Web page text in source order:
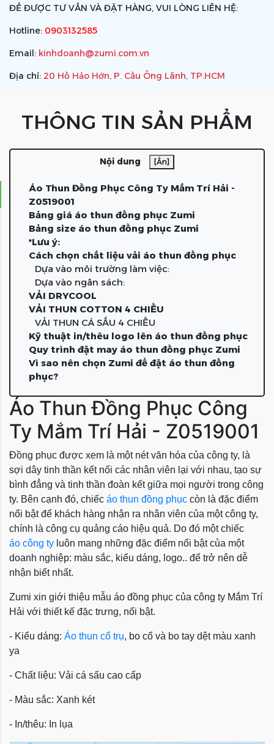
ĐỂ ĐƯỢC TƯ VẤN VÀ ĐẶT HÀNG, VUI LÒNG LIÊN HỆ:
Hotline: 0903132585
Email: kinhdoanh@zumi.com.vn
Địa chỉ: 20 Hồ Hảo Hớn, P. Cầu Ông Lãnh, TP.HCM
THÔNG TIN SẢN PHẨM
Nội dung [Ẩn]
Áo Thun Đồng Phục Công Ty Mắm Trí Hải -
Z0519001
Bảng giá áo thun đồng phục Zumi
Bảng size áo thun đồng phục Zumi
*Lưu ý:
Cách chọn chất liệu vải áo thun đồng phục
Dựa vào môi trường làm việc:
Dựa vào ngân sách:
VẢI DRYCOOL
VẢI THUN COTTON 4 CHIỀU
VẢI THUN CÁ SẤU 4 CHIỀU
Kỹ thuật in/thêu logo lên áo thun đồng phục
Quy trình đặt may áo thun đồng phục Zumi
Vì sao nên chọn Zumi để đặt áo thun đồng
phục?
Áo Thun Đồng Phục Công
Ty Mắm Trí Hải - Z0519001
Đồng phục được xem là một nét văn hóa của công ty, là
sợi dây tinh thần kết nối các nhân viên lại với nhau, tạo sự
bình đẳng và tinh thần đoàn kết giữa mọi người trong công
ty. Bên cạnh đó, chiếc áo thun đồng phục còn là đặc điểm
nổi bật để khách hàng nhận ra nhân viên của một công ty,
chính là công cụ quảng cáo hiệu quả. Do đó một chiếc
áo công ty luôn mang những đặc điểm nổi bật của một
doanh nghiệp: màu sắc, kiểu dáng, logo.. để trở nên dễ
nhận biết nhất.
Zumi xin giới thiệu mẫu áo đồng phục của công ty Mắm Trí
Hải với thiết kế đặc trưng, nổi bật.
- Kiểu dáng: Áo thun cổ trụ, bo cổ và bo tay dệt màu xanh
ya
- Chất liệu: Vải cá sấu cao cấp
- Màu sắc: Xanh két
- In/thêu: In lụa